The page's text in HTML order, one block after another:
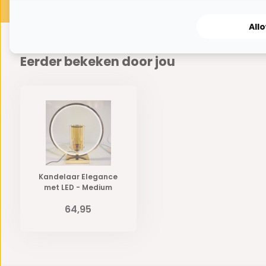
Eerder bekeken door jou
Kandelaar Elegance
met LED - Medium
64,95